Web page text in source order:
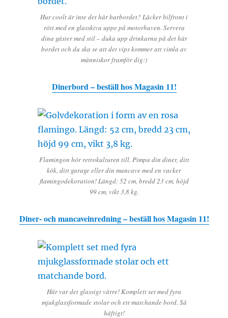
Hur coolt är inte det här barbordet? Läcker bilfront i
rött med en glasskiva uppe på motorhuven. Servera
dina gäster med stil – duka upp drinkarna på det här
bordet och du ska se att det vips kommer att vimla av
människor framför dig:)
Dinerbord – beställ hos Magasin 11!
Flamingon hör retrokulturen till. Pimpa din diner, ditt
kök, ditt garage eller din mancave med en vacker
flamingodekoration! Längd: 52 cm, bredd 23 cm, höjd
99 cm, vikt 3,8 kg.
Diner- och mancaveinredning – beställ hos Magasin 11!
Här var det glassigt värre! Komplett set med fyra
mjukglassformade stolar och ett matchande bord. Så
häftigt!